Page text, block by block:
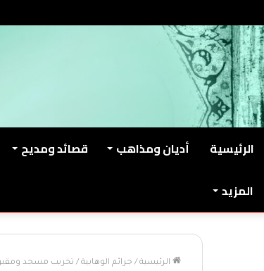
الرئيسية أديان ومذاهب قصائد ومديح
المزيد
الرئيسية / جرائم الوهابية / تخريب مسجد